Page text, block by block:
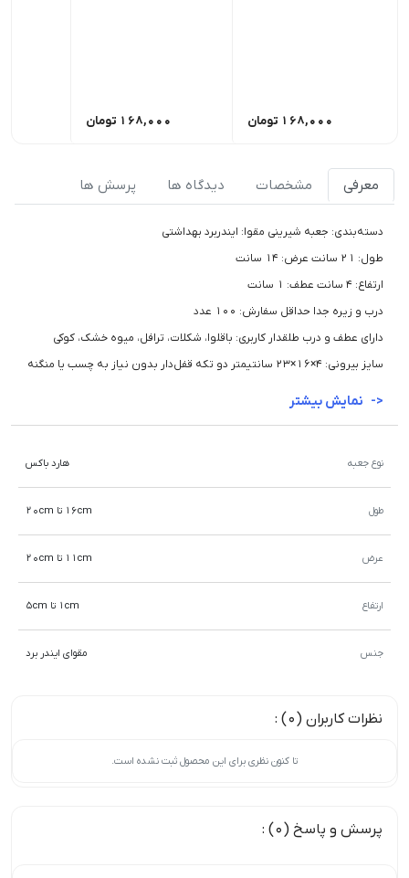
168,000 تومان 168,000 تومان
معرفی مشخصات دیدگاه ها پرسش ها
دسته‌بندی: جعبه شیرینی مقوا: ایندربرد بهداشتی
طول: 21 سانت عرض: 14 سانت
ارتفاع: 4 سانت عطف: 1 سانت
درب و زیره جدا حداقل سفارش: 100 عدد
دارای عطف و درب طلقدار کاربری: باقلوا، شکلات، ترافل، میوه خشک، کوکی
سایز بیرونی: 4×16×23 سانتیمتر دو تکه قفل‌دار بدون نیاز به چسب یا منگنه
نوع جعبه هارد باکس
طول 16cm تا 20cm
عرض 11cm تا 20cm
ارتفاع 1cm تا 5cm
جنس مقوای ایندر برد
نظرات کاربران (0) :
تا کنون نظری برای این محصول ثبت نشده است.
پرسش و پاسخ (0) :